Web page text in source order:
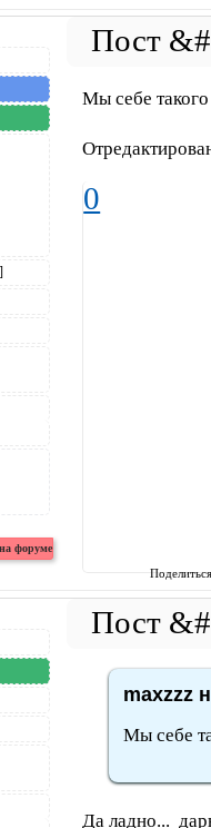
Мы себе
0
maxzzz
Мы себе
Да ладно...